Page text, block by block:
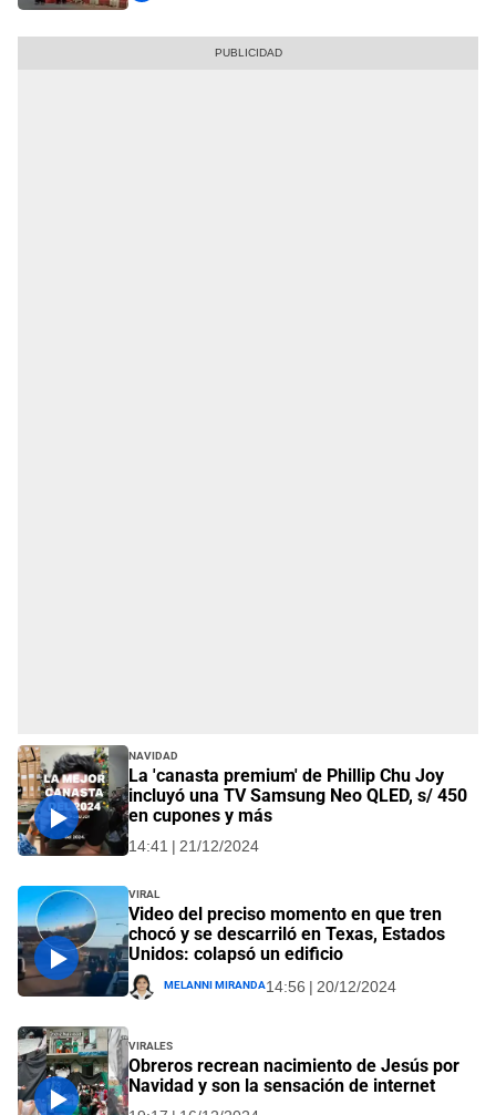
Navidad
La 'canasta premium' de Phillip Chu Joy
incluyó una TV Samsung Neo QLED, s/ 450
en cupones y más
14:41 | 21/12/2024
Viral
Video del preciso momento en que tren
chocó y se descarriló en Texas, Estados
Unidos: colapsó un edificio
Melanni Miranda14:56 | 20/12/2024
Virales
Obreros recrean nacimiento de Jesús por
Navidad y son la sensación de internet